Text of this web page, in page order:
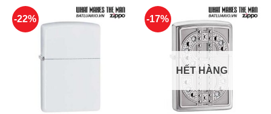
-22% -17%
HẾT HÀNG